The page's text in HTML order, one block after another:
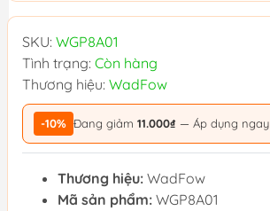
SKU: WGP8A01
Tình trạng: Còn hàng
Thương hiệu: WadFow
-10% Đang giảm 11.000₫ — Áp dụng ngay
Thương hiệu: WadFow
Mã sản phẩm: WGP8A01